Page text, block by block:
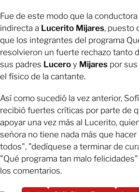
Fue de este modo que la
indirecta a Lucerito Mijares, puesto
que los integrantes del programa
resolvieron un fuerte rechazo tanto
sus padres Lucero y Mijares por
el físico de la cantante.
Así como sucedió la vez anterior,
recibió fuertes críticas por parte de
apoyar una vez más al Lucerito,
señora no tiene nada más que hacer
todos", "dedíquese a terminar de
"Qué programa tan malo
los comentarios.